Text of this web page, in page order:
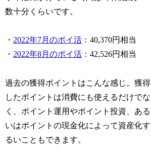
数十分くらいです。
・2022年7月のポイ活 ：40,370円相当
・2022年8月のポイ活 ：42,526円相当
過去の獲得ポイントはこんな感じ。獲得
したポイントは消費にも使えるだけでな
く、ポイント運用やポイント投資、ある
いはポイントの現金化によって資産化す
るいこともできます。